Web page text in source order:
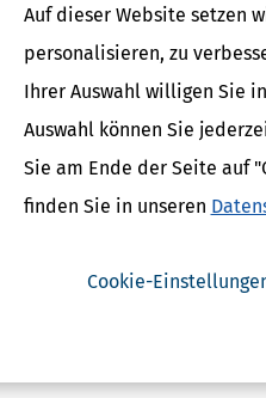
Auf dieser Website setzen
personalisieren, zu
Ihrer Auswahl willigen Sie
Auswahl können Sie
Sie am Ende der Seite auf
finden Sie in unseren
Cookie-